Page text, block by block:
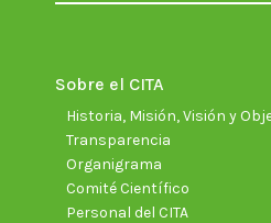
Sobre el CITA
Historia, Misión, Visión y
Transparencia
Organigrama
Comité Científico
Personal del CITA